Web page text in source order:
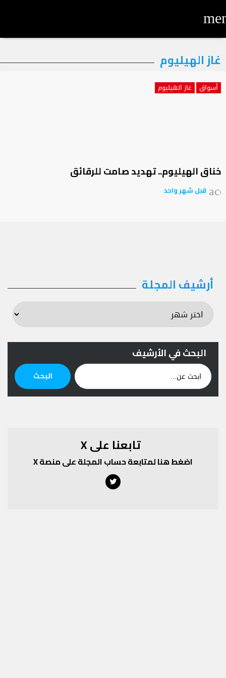
التصنيف:
غاز
غاز الهيليوم
أسواق غاز الهيليوم
خناق الهيليوم.. تهديد صامت للرقائق
قبل شهر واحد
أرشيف المجلة
المجلة
البحث في الأرشيف
عن:
البحث
تابعنا على X
اضغط هنا لمتابعة حساب المجلة على منصة X
Twitter